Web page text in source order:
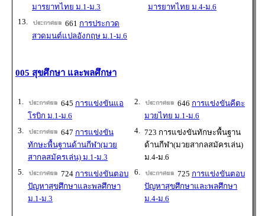
มารยาทไทย ม.1-ม.3
มารยาทไทย ม.4-ม.6
13.
661 การประกวด
สวดมนต์แปลอังกฤษ ม.1-ม.6
005 สุขศึกษา และพลศึกษา
1. 645 การแข่งขันแอ
โรบิก ม.1-ม.6
2. 646 การแข่งขันคีตะ
มวยไทย ม.1-ม.6
3.
647 การแข่งขัน
ทักษะพื้นฐานด้านกีฬา(มวย
สากลสมัครเล่น) ม.1-ม.3
4. 723 การแข่งขันทักษะพื้นฐาน
ด้านกีฬา(มวยสากลสมัครเล่น)
ม.4-ม.6
5.
724 การแข่งขันตอบ
ปัญหาสุขศึกษาและพลศึกษา
ม.1-ม.3
6. 725 การแข่งขันตอบ
ปัญหาสุขศึกษาและพลศึกษา
ม.4-ม.6